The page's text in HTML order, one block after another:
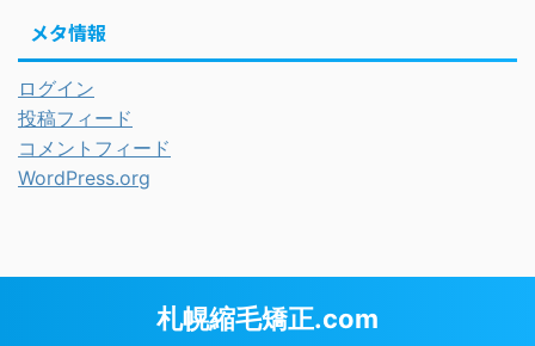
メタ情報
ログイン
投稿フィード
コメントフィード
WordPress.org
札幌縮毛矯正.com